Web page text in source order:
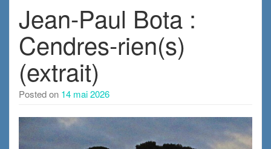
Jean-Paul Bota :
Cendres-rien(s)
(extrait)
Posted on 14 mai 2026